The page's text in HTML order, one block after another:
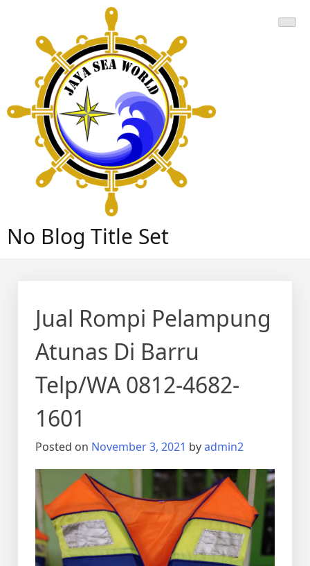
content
No Blog Title Set
Jual Rompi Pelampung
Atunas Di Barru
Telp/WA 0812-4682-
1601
Posted on November 3, 2021 byadmin2